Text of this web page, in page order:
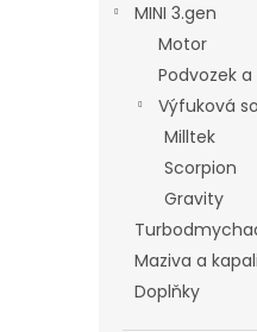
MINI 3.gen
Motor
Podvozek
Výfuková
Milltek
Scorpion
Gravity
Maziva a
Doplňky